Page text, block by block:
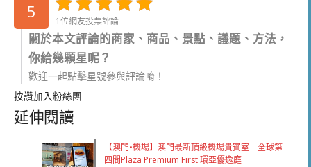
5 1位網友投票評論
關於本文評論的商家、商品、景點、議題、方法，
你給幾顆星呢？
歡迎一起點擊星號參與評論唷！
按讚加入粉絲團
延伸閱讀
【澳門•機場】澳門最新頂級機場貴賓室 – 全球第
四間Plaza Premium First 環亞優逸庭